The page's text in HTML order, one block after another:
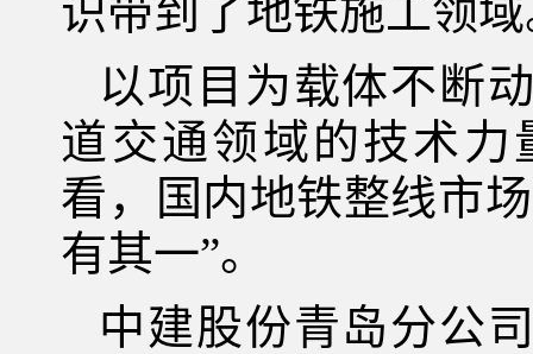
识带到了地铁施工领
以项目为载体不断
道交通领域的技术
看，国内地铁整线市
有其一”。
中建股份青岛分公